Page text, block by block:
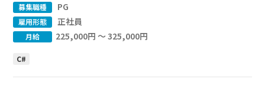
募集職種 PG
雇用形態 正社員
月給 225,000円 〜 325,000円
C#